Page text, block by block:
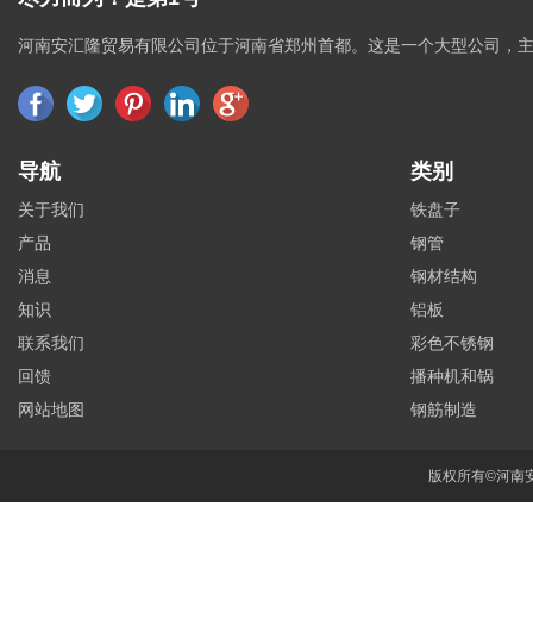
河南安汇隆贸易有限公司位于河南省郑州首都。这是一个大型公司，
导航
关于我们
产品
消息
知识
联系我们
回馈
网站地图
类别
铁盘子
钢管
钢材结构
铝板
彩色不锈钢
播种机和锅
钢筋制造
版权所有©河南